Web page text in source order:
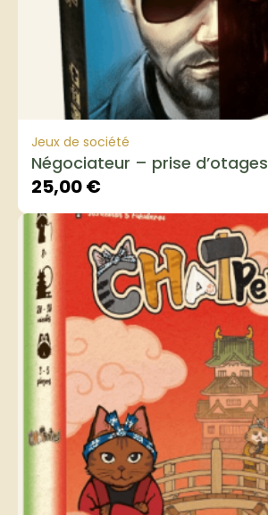
Jeux de société
Négociateur – prise d’otages
25,00€